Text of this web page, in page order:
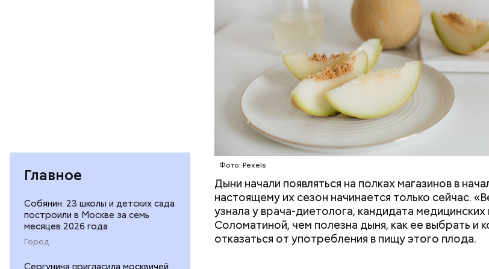
Главное
Собянин: 23 школы и детских сада
построили в Москве за семь
месяцев 2026 года
Город
Сергунина пригласила москвичей
Фото: Pexels
Дыни начали появляться на полках магазинов в
настоящему их сезон начинается только сейчас.
узнала у врача-диетолога, кандидата медицинских
Соломатиной, чем полезна дыня, как ее выбрать и
отказаться от употребления в пищу этого плода.
— Если человек уже болеет мочекаменной
рекомендуется. При артрите, гастрите,
раздраженного кишечника, язвах и панкреатите
исключить из рациона, — предупредила врач. — Он
повышению кислотности желудка и раздражать